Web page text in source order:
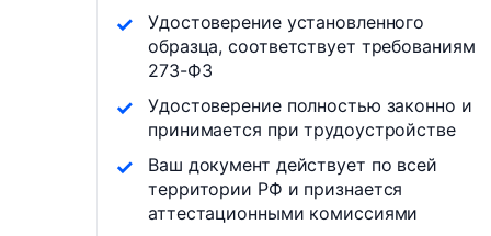
Удостоверение установленного
образца, соответствует требованиям
273-ФЗ
Удостоверение полностью законно и
принимается при трудоустройстве
Ваш документ действует по всей
территории РФ и признается
аттестационными комиссиями